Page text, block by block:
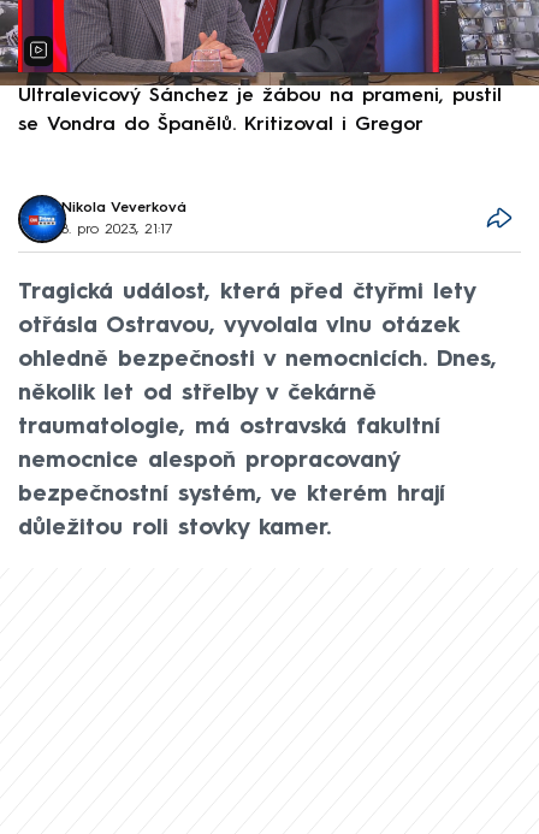
Ultralevicový Sánchez je žábou na prameni, pustil
se Vondra do Španělů. Kritizoval i Gregor
Nikola Veverková
8. pro 2023, 21:17
Tragická událost, která před čtyřmi lety
otřásla Ostravou, vyvolala vlnu otázek
ohledně bezpečnosti v nemocnicích. Dnes,
několik let od střelby v čekárně
traumatologie, má ostravská fakultní
nemocnice alespoň propracovaný
bezpečnostní systém, ve kterém hrají
důležitou roli stovky kamer.